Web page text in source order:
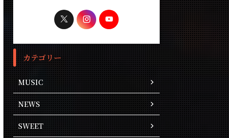
カテゴリー
MUSIC
NEWS
SWEET